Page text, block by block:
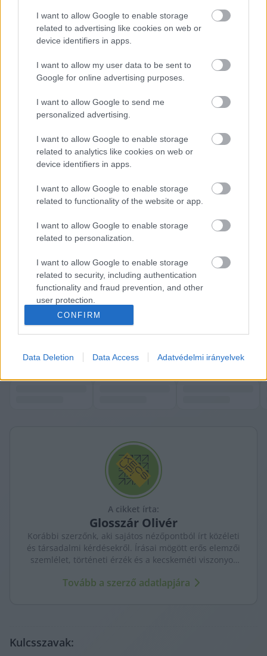
I want to allow Google to enable storage
related to advertising like cookies on web or
device identifiers in apps.
I want to allow my user data to be sent to
Google for online advertising purposes.
I want to allow Google to send me
personalized advertising.
I want to allow Google to enable storage
related to analytics like cookies on web or
device identifiers in apps.
I want to allow Google to enable storage
related to functionality of the website or app.
I want to allow Google to enable storage
related to personalization.
I want to allow Google to enable storage
related to security, including authentication
functionality and fraud prevention, and other
user protection.
CONFIRM
Data Deletion Data Access Adatvédelmi irányelvek
A téma önmagáért beszél, hiszen főterünk egyik
ikonikus épülete, a Mende Valér által tervezett
evangélikus bérházegyüttes már régóta felújításra
szorul. Mivel a város és az Evangélikus
mindenképpen közös gondolkodást és cselekvést
Király. A megbeszélésen elhangzott, hogy
károsodott az elmúlt évtizedekben, hanem
helyzetet. A megbeszélést és a helyszíni bejárást
hogy mint tulajdonostársak külön-külön is
megvizsgálják milyen lehetőséget látnak az
épület teljes körű felújítására és annak
közösségi célú hasznosítására, amit egy újabb
találkozás keretében véglegesítenék.
ECSUP SHORTS Összes videó
A cikket írta:
Glosszár Olivér
Korábbi szerzőnk, aki sajátos nézőpontból írt közéleti
és társadalmi kérdésekről. Írásai mögött erős elemzői
szemlélet, történeti érzék és a kecskeméti viszonyok
Tovább a szerző adatlapjára
Kulcsszavak: